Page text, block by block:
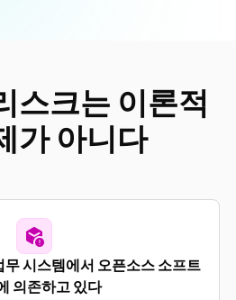
스크는 이론적
가 아니다
무 시스템에서 오픈소스 소프트
의존하고 있다